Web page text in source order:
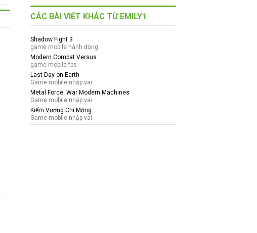
CÁC BÀI VIẾT KHÁC TỪ EMILY1
Shadow Fight 3
game mobile hành động
Modern Combat Versus
game mobile fps
Last Day on Earth
Game mobile nhập vai
Metal Force: War Modern Machines
Game mobile nhập vai
Kiếm Vương Chi Mộng
Game mobile nhập vai